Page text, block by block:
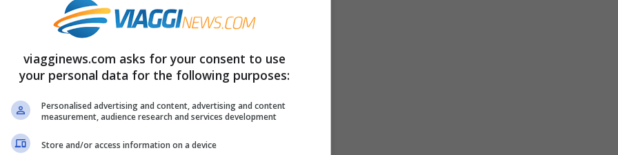
viaggiare sereno
culture e ricordi indimenticabili.
possano sorgere anche alcuni
dei bagagli o le truffe. Per viaggiare
eventi, è fondamentale adottare alcune
viagginews.com asks for your consent to use
your personal data for the following purposes:
Personalised advertising and content, advertising and content
measurement, audience research and services development
Store and/or access information on a device